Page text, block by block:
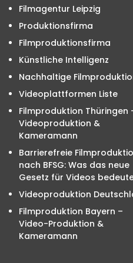
Filmagentur Leipzig
Produktionsfirma
Filmproduktionsfirma
Künstliche Intelligenz
Nachhaltige
Videoplattformen Liste
Filmproduktion Thüringen
Videoproduktion &
Kameramann
Barrierefreie
nach BFSG: Was das neue
Gesetz für Videos
Videoproduktion
Filmproduktion Bayern –
Video-Produktion &
Kameramann